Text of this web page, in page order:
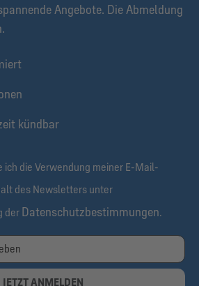
Angebote. Die Abmeldung
kündbar
ich die Verwendung meiner E-Mail-
des Newsletters unter
der Datenschutzbestimmungen.
JETZT ANMELDEN